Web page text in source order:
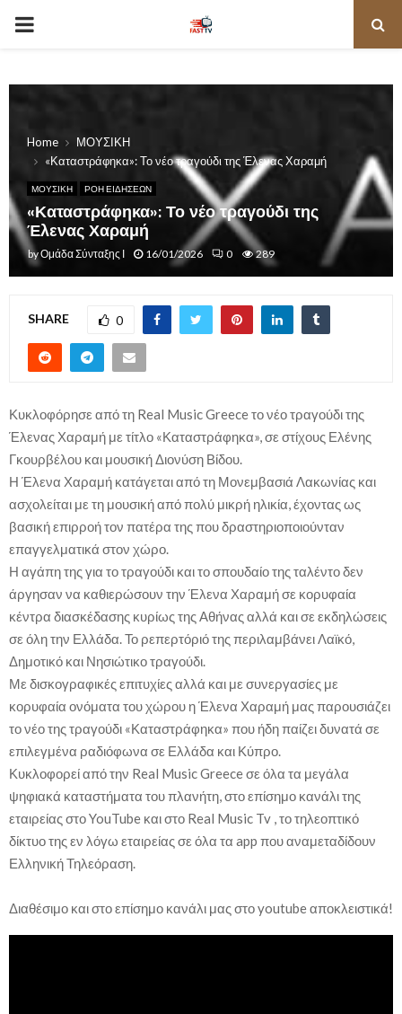
PRIMARY
Home
ΜΟΥΣΙΚΗ
«Καταστράφηκα»: Το νέο τραγούδι της Έλενας Χαραμή
ΜΟΥΣΙΚΗ ΡΟΗ ΕΙΔΗΣΕΩΝ
«Καταστράφηκα»: Το νέο τραγούδι της
Έλενας Χαραμή
byΟμάδα Σύνταξης Ι 16/01/2026 0 289
SHARE 0
Κυκλοφόρησε από τη Real Music Greece το νέο τραγούδι της
Έλενας Χαραμή με τίτλο «Καταστράφηκα», σε στίχους Ελένης
Γκουρβέλου και μουσική Διονύση Βίδου.
Η Έλενα Χαραμή κατάγεται από τη Μονεμβασιά Λακωνίας και
ασχολείται με τη μουσική από πολύ μικρή ηλικία, έχοντας ως
βασική επιρροή τον πατέρα της που δραστηριοποιούνταν
επαγγελματικά στον χώρο.
Η αγάπη της για το τραγούδι και το σπουδαίο της ταλέντο δεν
άργησαν να καθιερώσουν την Έλενα Χαραμή σε κορυφαία
κέντρα διασκέδασης κυρίως της Αθήνας αλλά και σε εκδηλώσεις
σε όλη την Ελλάδα. Το ρεπερτόριό της περιλαμβάνει Λαϊκό,
Δημοτικό και Νησιώτικο τραγούδι.
Με δισκογραφικές επιτυχίες αλλά και με συνεργασίες με
κορυφαία ονόματα του χώρου η Έλενα Χαραμή μας παρουσιάζει
το νέο της τραγούδι «Καταστράφηκα» που ήδη παίζει δυνατά σε
επιλεγμένα ραδιόφωνα σε Ελλάδα και Κύπρο.
Κυκλοφορεί από την Real Music Greece σε όλα τα μεγάλα
ψηφιακά καταστήματα του πλανήτη, στο επίσημο κανάλι της
εταιρείας στο YouTube και στο Real Music Tv , το τηλεοπτικό
δίκτυο της εν λόγω εταιρείας σε όλα τα app που αναμεταδίδουν
Ελληνική Τηλεόραση.
Διαθέσιμο και στο επίσημο κανάλι μας στο youtube αποκλειστικά!